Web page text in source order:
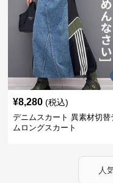
¥8,280 (税込)
デニムスカート 異素材切替
ムロングスカート
人